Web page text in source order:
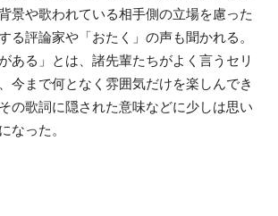
景や歌われている相手側の立場を慮った
る評論家や「おたく」の声も聞かれる。
ある」とは、諸先輩たちがよく言うセリ
今まで何となく雰囲気だけを楽しんでき
の歌詞に隠された意味などに少しは思い
なった。